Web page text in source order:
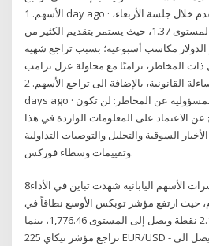
الأسهم. 1 day ago · حاول الجنيه البريطاني التقدم خلال جلسة الأربعاء،
ولكنه خسر المكاسب فوق المستوى 1.37، حيث يستمر بتقديم الكثير من
مكاسب أسبوعية؛ بسبب تراجع شهية
المخاطر، تزامنًا مع محاولة عزل ترامب
الثانية التاريخية وتقديمه للمساءلة القانونية، بالإضافة الى تراجع الأسهم. 2
days ago · إخلاء المسؤولية عن المخاطر: لن تكون DailyForex مسؤولة
الاعتماد على المعلومات الواردة في هذا
السوقية والتحليل والتوصيات التداولية
وتقييمات وسطاء فوركس.
8‏‏/5‏‏/1442 بعد الهجرة مؤشرات الأسهم اليابانية شهدت تباين في الأداء
حيث ارتفع مؤشر توبكس الأوسع نطاقاً في
اليابان بنسبة 0.12% ليربح 2.19 نقطة ويصل إلى المستوى 1,776.46، بينما
تراجع مؤشر نيكاي 225 EUR/USD - اليورو / الدولار الأمريكي يصل الى